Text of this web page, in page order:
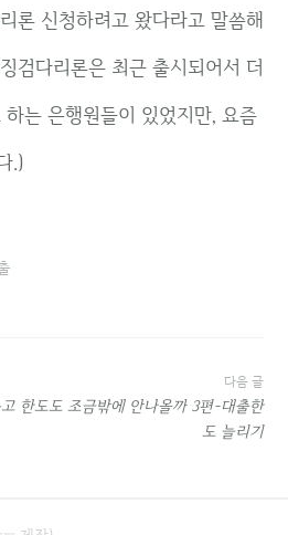
론 신청하려고 왔다라고 말씀해
검다리론은 최근 출시되어서 더
는 은행원들이 있었지만, 요즘
.)
다음 글
한도도 조금밖에 안나올까 3편-대출한
도 늘리기